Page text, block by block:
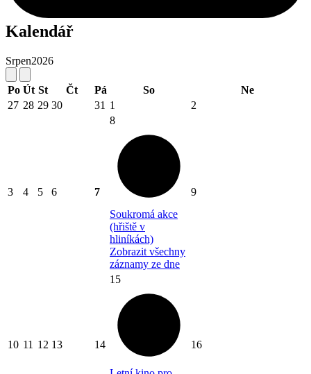
Kalendář
Srpen2026
Po Út St Čt Pá So
Ne
27 28 29 30 31 1 2
3 4 5 6 7
8
Soukromá akce
(hřiště v
hliníkách)
Zobrazit všechny
záznamy ze dne
9
10 11 12 13 14
15
16